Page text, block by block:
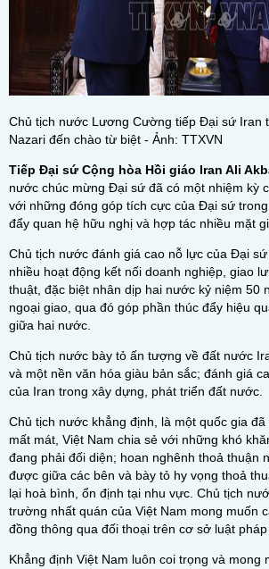
Chủ tịch nước Lương Cường tiếp Đại sứ Iran
Nazari đến chào từ biệt - Ảnh: TTXVN
Tiếp Đại sứ Cộng hòa Hồi giáo Iran Ali
nước chúc mừng Đại sứ đã có một nhiệm kỳ
với những đóng góp tích cực của Đại sứ
đẩy quan hệ hữu nghị và hợp tác nhiều mặt
Chủ tịch nước đánh giá cao nỗ lực của Đại
nhiều hoạt động kết nối doanh nghiệp, giao
thuật, đặc biệt nhân dịp hai nước kỷ niệm 50
ngoại giao, qua đó góp phần thúc đẩy hiệu
giữa hai nước.
Chủ tịch nước bày tỏ ấn tượng về đất nước
và một nền văn hóa giàu bản sắc; đánh giá
của Iran trong xây dựng, phát triển đất nước.
Chủ tịch nước khẳng định, là một quốc gia đã
mất mát, Việt Nam chia sẻ với những khó
đang phải đối diện; hoan nghênh thoả thuận
được giữa các bên và bày tỏ hy vọng thoả
lại hoà bình, ổn định tại nhu vực. Chủ tịch
trường nhất quán của Việt Nam mong muốn
đồng thông qua đối thoại trên cơ sở luật pháp
Khẳng định Việt Nam luôn coi trọng và mong